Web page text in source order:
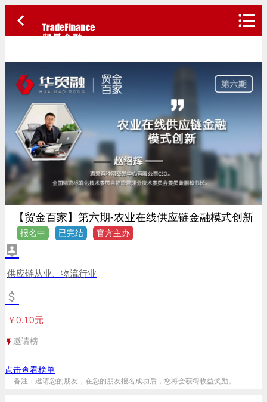
【贸金百家】第六期-农业在线供应链金融模式创新
报名中 已完结 官方主办
供应链从业、物流行业
￥0.10元
邀请榜
点击查看榜单
备注：邀请您的朋友，在您的朋友报名成功后，您将会获得收益奖励。